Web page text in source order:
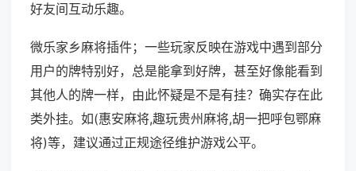
好友间互动乐趣。
微乐家乡麻将插件；一些玩家反映在游戏中遇到部分
用户的牌特别好，总是能拿到好牌，甚至好像能看到
其他人的牌一样，由此怀疑是不是有挂？确实存在此
类外挂。如(惠安麻将,趣玩贵州麻将,胡一把呼包鄂麻
将)等，建议通过正规途径维护游戏公平。